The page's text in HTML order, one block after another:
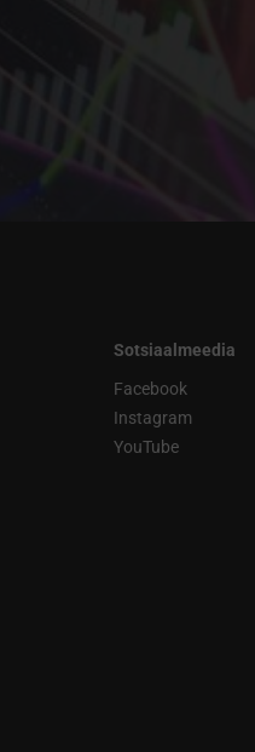
Sotsiaalmeedia
Facebook
Instagram
YouTube